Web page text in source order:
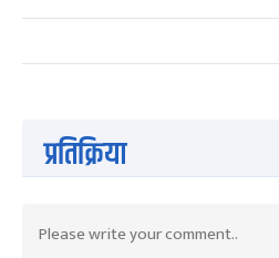
प्रतिक्रिया